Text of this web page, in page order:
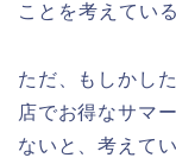
ことを考えてい
ただ、もしかし
店でお得なサマ
ないと、考えて